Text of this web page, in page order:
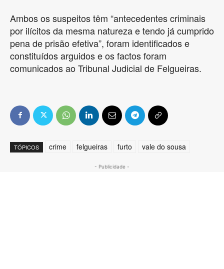
Ambos os suspeitos têm “antecedentes criminais
por ilícitos da mesma natureza e tendo já cumprido
pena de prisão efetiva”, foram identificados e
constituídos arguidos e os factos foram
comunicados ao Tribunal Judicial de Felgueiras.
TÓPICOS crime felgueiras furto vale do sousa
- Publicidade -